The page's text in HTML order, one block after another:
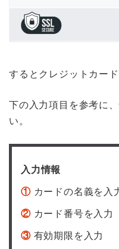
するとクレジットカー
下の入力項目を参考に
い。
入力情報
①カードの名義を入
②カード番号を入力
③有効期限を入力